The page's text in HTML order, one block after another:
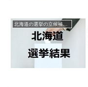
北海道の選挙の立候補者と結果速報一覧